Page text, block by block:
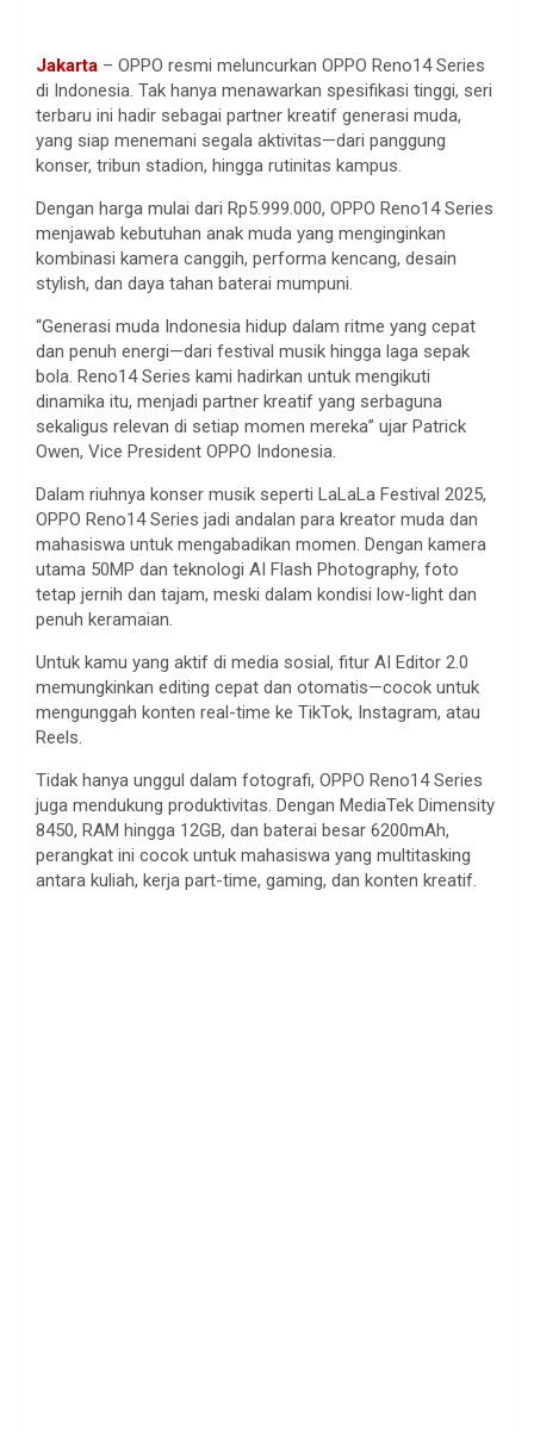
Jakarta – OPPO resmi meluncurkan OPPO Reno14 Series
di Indonesia. Tak hanya menawarkan spesifikasi tinggi, seri
terbaru ini hadir sebagai partner kreatif generasi muda,
yang siap menemani segala aktivitas—dari panggung
konser, tribun stadion, hingga rutinitas kampus.
Dengan harga mulai dari Rp5.999.000, OPPO Reno14 Series
menjawab kebutuhan anak muda yang menginginkan
kombinasi kamera canggih, performa kencang, desain
stylish, dan daya tahan baterai mumpuni.
“Generasi muda Indonesia hidup dalam ritme yang cepat
dan penuh energi—dari festival musik hingga laga sepak
bola. Reno14 Series kami hadirkan untuk mengikuti
dinamika itu, menjadi partner kreatif yang serbaguna
sekaligus relevan di setiap momen mereka” ujar Patrick
Owen, Vice President OPPO Indonesia.
Dalam riuhnya konser musik seperti LaLaLa Festival 2025,
OPPO Reno14 Series jadi andalan para kreator muda dan
mahasiswa untuk mengabadikan momen. Dengan kamera
utama 50MP dan teknologi AI Flash Photography, foto
tetap jernih dan tajam, meski dalam kondisi low-light dan
penuh keramaian.
Untuk kamu yang aktif di media sosial, fitur AI Editor 2.0
memungkinkan editing cepat dan otomatis—cocok untuk
mengunggah konten real-time ke TikTok, Instagram, atau
Reels.
Tidak hanya unggul dalam fotografi, OPPO Reno14 Series
juga mendukung produktivitas. Dengan MediaTek Dimensity
8450, RAM hingga 12GB, dan baterai besar 6200mAh,
perangkat ini cocok untuk mahasiswa yang multitasking
antara kuliah, kerja part-time, gaming, dan konten kreatif.